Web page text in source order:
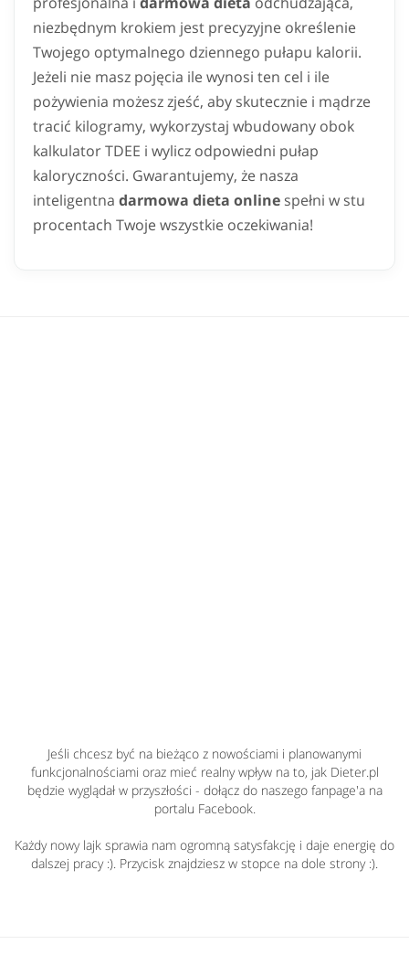
niezbędnym krokiem jest precyzyjne określenie
Twojego optymalnego dziennego pułapu kalorii.
Jeżeli nie masz pojęcia ile wynosi ten cel i ile
pożywienia możesz zjeść, aby skutecznie i mądrze
tracić kilogramy, wykorzystaj wbudowany obok
kalkulator TDEE i wylicz odpowiedni pułap
kaloryczności. Gwarantujemy, że nasza
inteligentna darmowa dieta online spełni w stu
procentach Twoje wszystkie oczekiwania!
Jeśli chcesz być na bieżąco z nowościami i planowanymi
funkcjonalnościami oraz mieć realny wpływ na to, jak Dieter.pl
będzie wyglądał w przyszłości - dołącz do naszego fanpage'a na
portalu Facebook.
Każdy nowy lajk sprawia nam ogromną satysfakcję i daje energię do
dalszej pracy :). Przycisk znajdziesz w stopce na dole strony :).